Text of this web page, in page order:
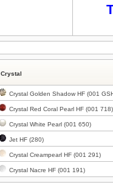
Crystal
Crystal Golden Shadow HF (001
Crystal Red Coral Pearl HF (001 718)
Crystal White Pearl (001 650)
Jet HF (280)
Crystal Creampearl HF (001 291)
Crystal Nacre HF (001 191)